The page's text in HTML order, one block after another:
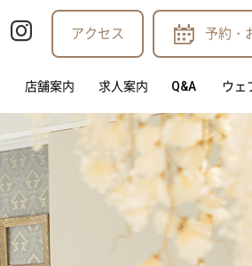
アクセス 予約・
店舗案内 求人案内 Q&A ウェ